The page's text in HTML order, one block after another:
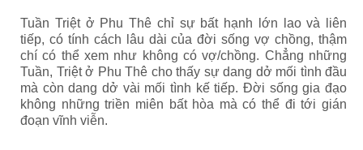
Tuần Triệt ở Phu Thê chỉ sự bất hạnh lớn lao và liên
tiếp, có tính cách lâu dài của đời sống vợ chồng, thậm
chí có thể xem như không có vợ/chồng. Chẳng những
Tuần, Triệt ở Phu Thê cho thấy sự dang dở mối tình đầu
mà còn dang dở vài mối tình kế tiếp. Đời sống gia đạo
không những triền miên bất hòa mà có thể đi tới gián
đoạn vĩnh viễn.